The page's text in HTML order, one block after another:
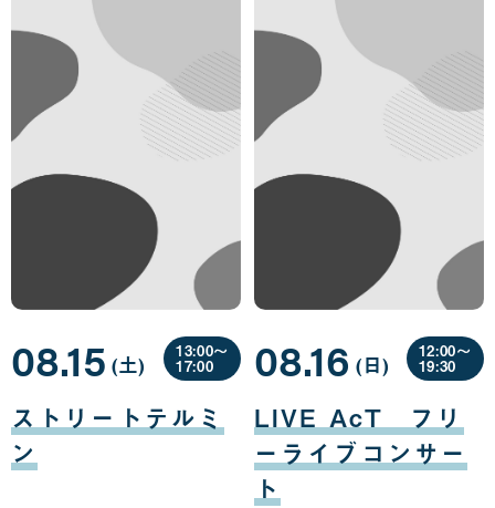
ストリートテルミ
ン
08.15
月
15
日
(土曜
日
)
13:00〜
17:00
LIVE AcT フリ
ーライブコンサー
ト
08.16
月
16
日
(日曜
日
)
12:00〜
19:30